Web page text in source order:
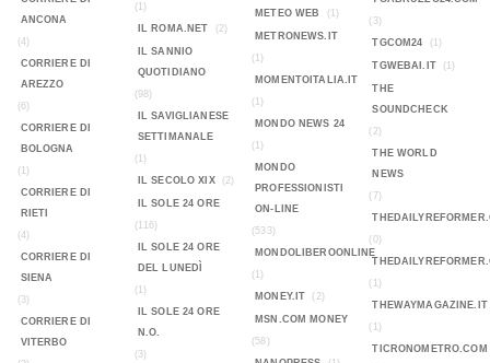
ANCONA
(4)
CORRIERE DI
AREZZO
(6)
CORRIERE DI
BOLOGNA
(1)
CORRIERE DI
RIETI
(4)
CORRIERE DI
SIENA
(3)
CORRIERE DI
VITERBO
(1)
IL ROMA.NET
(2)
IL SANNIO
QUOTIDIANO
(98)
IL SAVIGLIANESE
SETTIMANALE
(1)
IL SECOLO XIX
(2)
IL SOLE 24 ORE
(116)
IL SOLE 24 ORE
DEL LUNEDÌ
(1)
IL SOLE 24 ORE
N.O.
(3)
METEO WEB (1)
METRONEWS.IT
(1)
MOMENTOITALIA.IT
(1)
MONDO NEWS 24
(1)
MONDO
PROFESSIONISTI
ON-LINE
(533)
MONDOLIBEROONLINE
(1)
MONEY.IT
(2)
MSN.COM MONEY
(58)
(3)
TGCOM24
(1)
TGWEBAI.IT (1)
THE
SOUNDCHECK
(2)
THE WORLD
NEWS
(7)
(0)
(1)
THEWAYMAGAZINE.IT
(1)
TICRONOMETRO.COM